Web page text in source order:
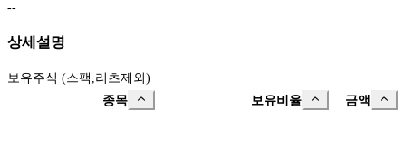
--
상세설명
보유주식 (스팩,리츠제외)
종목
보유비율 금액